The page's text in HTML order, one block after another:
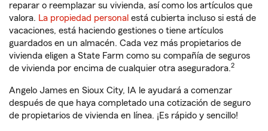
reparar o reemplazar su vivienda, así como los artículos que
valora. La propiedad personal está cubierta incluso si está de
vacaciones, está haciendo gestiones o tiene artículos
guardados en un almacén. Cada vez más propietarios de
vivienda eligen a State Farm como su compañía de seguros
de vivienda por encima de cualquier otra aseguradora.2
Angelo James en Sioux City, IA le ayudará a comenzar
después de que haya completado una cotización de seguro
de propietarios de vivienda en línea. ¡Es rápido y sencillo!